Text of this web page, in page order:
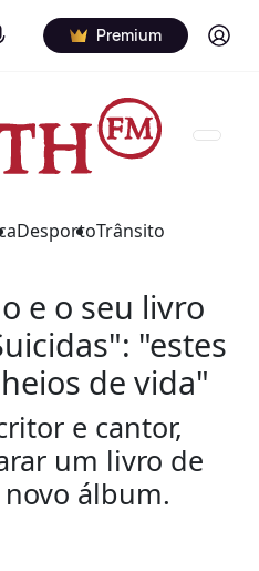
Premium Log in
DesportoTrânsito
e o seu livro
"estes
de vida"
e cantor,
um livro de
álbum.